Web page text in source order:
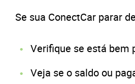
Se sua ConectCar parar
Verifique se está bem
Veja se o saldo ou